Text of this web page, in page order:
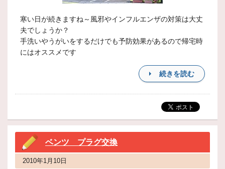
寒い日が続きますね～風邪やインフルエンザの対策は大丈
夫でしょうか？
手洗いやうがいをするだけでも予防効果があるので帰宅時
にはオススメです
続きを読む
ベンツ プラグ交換
2010年1月10日